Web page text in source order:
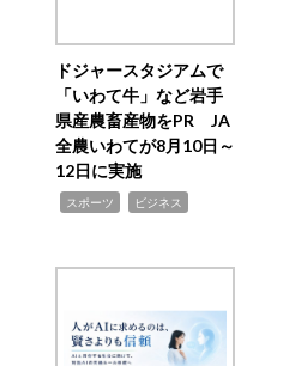
ドジャースタジアムで
「いわて牛」など岩手
県産農畜産物をPR JA
全農いわてが8月10日～
12日に実施
スポーツ ビジネス